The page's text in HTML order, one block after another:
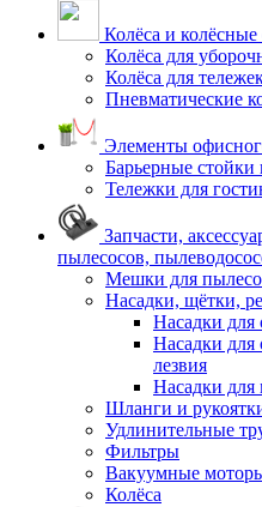
Колёса и
Колёса для
Колёса для
Пневматические
Элементы
Барьерные стойки
Тележки для
Запчасти,
пылесосов,
Мешки для
Насадки, щётки,
Насадки для
Насадки для
лезвия
Насадки
Шланги и
Удлинительные
Фильтры
Вакуумные
Колёса